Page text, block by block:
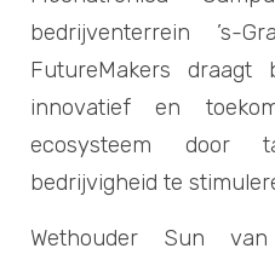
bedrijventerrein ’s-
FutureMakers
innovatief en
ecosysteem door
bedrijvigheid te
Wethouder Sun